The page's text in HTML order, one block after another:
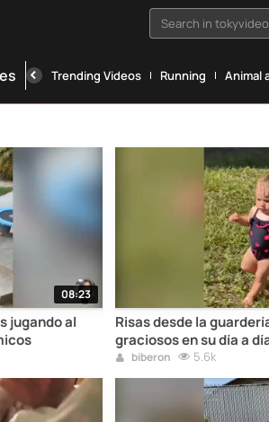
Search in
Trending Videos Running Animal
08:23
jugando al
Risas desde la
graciosos en su día a
biberon 5.6k